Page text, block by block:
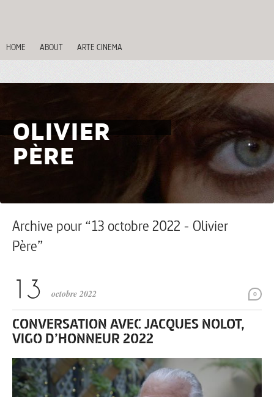
HOME ABOUT ARTE CINEMA
OLIVIER
PÈRE
Archive pour “13 octobre 2022 - Olivier
Père”
0
octobre 2022
CONVERSATION AVEC JACQUES NOLOT,
VIGO D’HONNEUR 2022